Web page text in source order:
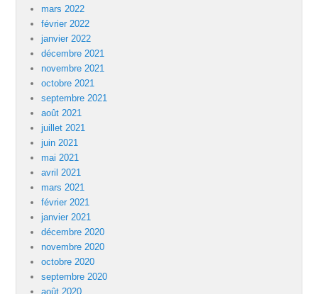
mars 2022
février 2022
janvier 2022
décembre 2021
novembre 2021
octobre 2021
septembre 2021
août 2021
juillet 2021
juin 2021
mai 2021
avril 2021
mars 2021
février 2021
janvier 2021
décembre 2020
novembre 2020
octobre 2020
septembre 2020
août 2020